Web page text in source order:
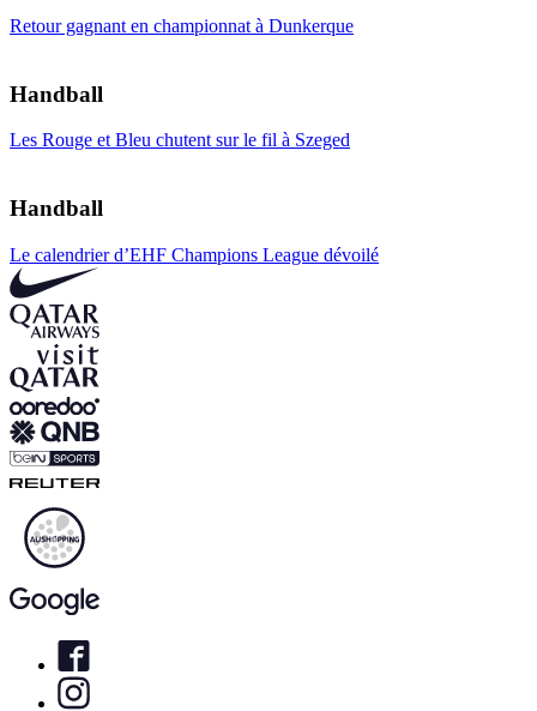
Retour gagnant en championnat à Dunkerque
Handball
Les Rouge et Bleu chutent sur le fil à Szeged
Handball
Le calendrier d’EHF Champions League dévoilé